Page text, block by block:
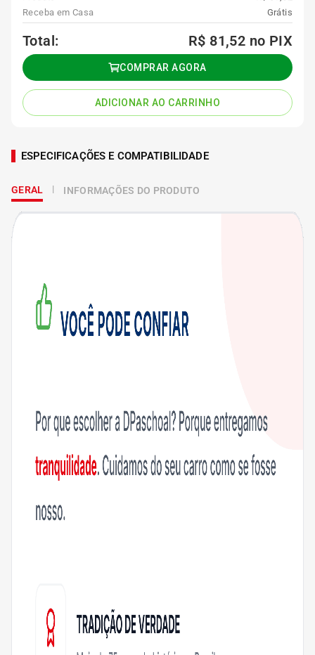
Receba em Casa
Grátis
Total: R$ 81,52 no PIX
COMPRAR AGORA
ADICIONAR AO CARRINHO
ESPECIFICAÇÕES E COMPATIBILIDADE
GERAL INFORMAÇÕES DO PRODUTO